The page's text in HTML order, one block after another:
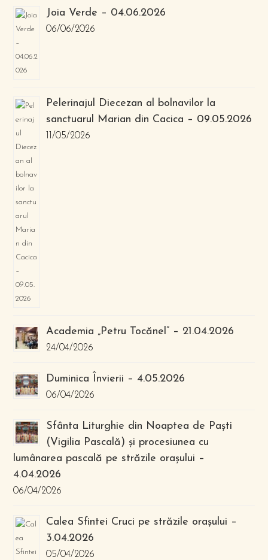
Joia Verde – 04.06.2026
06/06/2026
Pelerinajul Diecezan al bolnavilor la
sanctuarul Marian din Cacica – 09.05.2026
11/05/2026
Academia „Petru Tocănel” – 21.04.2026
24/04/2026
Duminica Învierii – 4.05.2026
06/04/2026
Sfânta Liturghie din Noaptea de Paști
(Vigilia Pascală) și procesiunea cu
lumânarea pascală pe străzile orașului –
4.04.2026
06/04/2026
Calea Sfintei Cruci pe străzile orașului –
3.04.2026
05/04/2026